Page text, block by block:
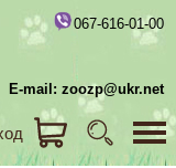
067-616-01-00
E-mail: zoozp@ukr.net